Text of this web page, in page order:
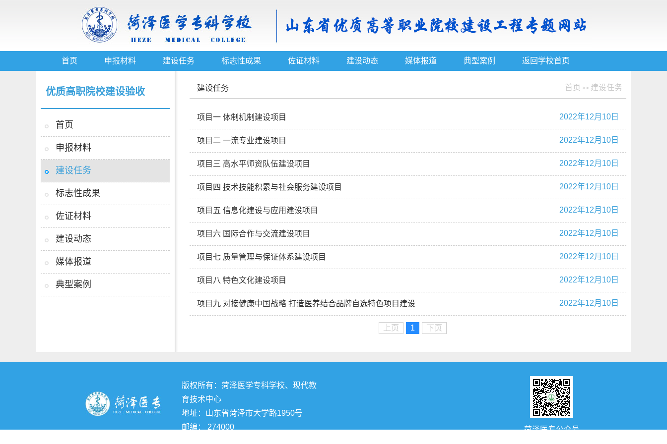
首页 申报材料 建设任务 标志性成果 佐证材料 建设动态 媒体报道 典型案例 返回学校首页
优质高职院校建设验收
首页
申报材料
建设任务
标志性成果
佐证材料
建设动态
媒体报道
典型案例
首页 >> 建设任务
建设任务
2022年12月10日
项目一 体制机制建设项目
2022年12月10日
项目二 一流专业建设项目
2022年12月10日
项目三 高水平师资队伍建设项目
2022年12月10日
项目四 技术技能积累与社会服务建设项目
2022年12月10日
项目五 信息化建设与应用建设项目
2022年12月10日
项目六 国际合作与交流建设项目
2022年12月10日
项目七 质量管理与保证体系建设项目
2022年12月10日
项目八 特色文化建设项目
2022年12月10日
项目九 对接健康中国战略 打造医养结合品牌自选特色项目建设
上页 1 下页
版权所有：菏泽医学专科学校、现代教
育技术中心
地址：山东省菏泽市大学路1950号
邮编： 274000
菏泽医专公众号